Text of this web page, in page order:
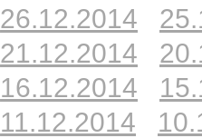
26.12.2014
21.12.2014
16.12.2014
11.12.2014